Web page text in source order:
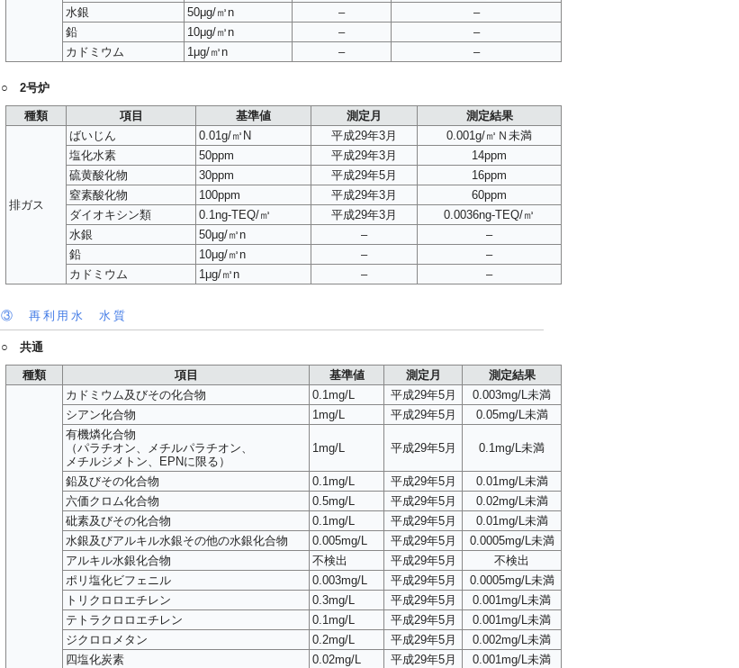
水銀
50μg/㎥n –
–
鉛
10μg/㎥n –
–
カドミウム
1μg/㎥n – –
○ 2号炉
種類 項目 基準値 測定月 測定結果
排ガス
ばいじん 0.01g/㎥N 平成29年3月
0.001g/㎥Ｎ未満
塩化水素
50ppm 平成29年3月
14ppm
硫黄酸化物
30ppm 平成29年5月
16ppm
窒素酸化物
100ppm 平成29年3月
60ppm
ダイオキシン類
0.1ng-TEQ/㎥ 平成29年3月
0.0036ng-TEQ/㎥
水銀
50μg/㎥n –
–
鉛
10μg/㎥n –
–
カドミウム
1μg/㎥n – –
③ 再利用水 水質
○ 共通
種類 項目 基準値 測定月 測定結果
カドミウム及びその化合物 0.1mg/L 平成29年5月
0.003mg/L未満
シアン化合物
1mg/L 平成29年5月
0.05mg/L未満
有機燐化合物
（パラチオン、メチルパラチオン、
メチルジメトン、EPNに限る）
1mg/L 平成29年5月 0.1mg/L未満
鉛及びその化合物 0.1mg/L 平成29年5月
0.01mg/L未満
六価クロム化合物
0.5mg/L 平成29年5月
0.02mg/L未満
砒素及びその化合物
0.1mg/L 平成29年5月
0.01mg/L未満
水銀及びアルキル水銀その他の水銀化合物
0.005mg/L 平成29年5月
0.0005mg/L未満
アルキル水銀化合物
不検出 平成29年5月
不検出
ポリ塩化ビフェニル
0.003mg/L 平成29年5月
0.0005mg/L未満
トリクロロエチレン
0.3mg/L 平成29年5月
0.001mg/L未満
テトラクロロエチレン
0.1mg/L 平成29年5月
0.001mg/L未満
ジクロロメタン
0.2mg/L 平成29年5月
0.002mg/L未満
四塩化炭素
0.02mg/L 平成29年5月
0.001mg/L未満